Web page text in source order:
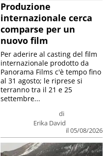
Produzione
internazionale cerca
comparse per un
nuovo film
di
Erika David
il 05/08/2026
Per aderire al casting del film
internazionale prodotto da
Panorama Films c'è tempo fino
al 31 agosto; le riprese si
terranno tra il 21 e 25
settembre...